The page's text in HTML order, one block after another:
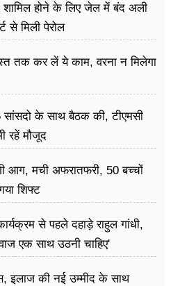
होने के लिए जेल में बंद अली
से मिली पेरोल
तक कर लें ये काम, वरना न मिलेगा
सांसदो के साथ बैठक की, टीएमसी
रहें मौजूद
आग, मची अफरातफरी, 50 बच्चों
शिफ्ट
से पहले दहाड़े राहुल गांधी,
एक साथ उठनी चाहिए'
इलाज की नई उम्मीद के साथ